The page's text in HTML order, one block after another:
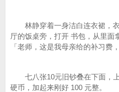
林静穿着一身洁白连衣裙，衣
厅的饭桌旁，打开 书包，从里面
「老师，这是我母亲给的补习费
七八张10元旧钞叠在下面，上
硬币，加起来刚好 100 元整。